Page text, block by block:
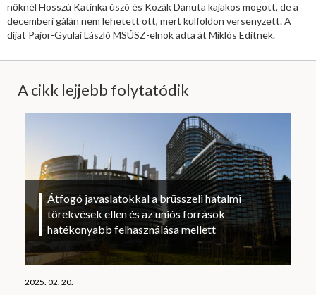
nőknél Hosszú Katinka úszó és Kozák Danuta kajakos mögött, de a
decemberi gálán nem lehetett ott, mert külföldön versenyzett. A
díjat Pajor-Gyulai László MSÚSZ-elnök adta át Miklós Editnek.
A cikk lejjebb folytatódik
Átfogó javaslatokkal a brüsszeli hatalmi
törekvések ellen és az uniós források
hatékonyabb felhasználása mellett
2025. 02. 20.